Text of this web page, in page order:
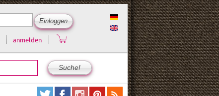
anmelden